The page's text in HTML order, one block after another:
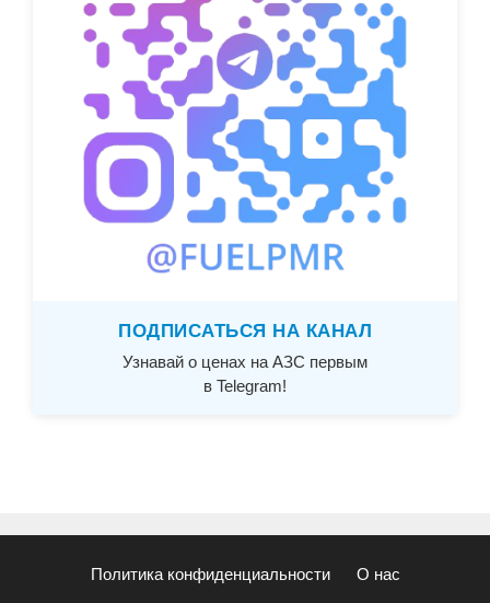
ПОДПИСАТЬСЯ НА КАНАЛ
Узнавай о ценах на АЗС первым
в Telegram!
Политика конфиденциальности О нас